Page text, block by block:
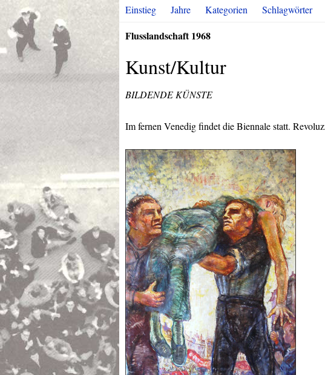
Einstieg Jahre Kategorien Schlagwörter
Flusslandschaft 1968
Kunst/Kultur
BILDENDE KÜNSTE
Im fernen Venedig findet die Biennale statt.